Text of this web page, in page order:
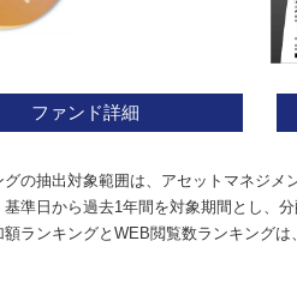
ファンド詳細
の抽出対象範囲は、アセットマネジメ
準日から過去1年間を対象期間とし、
ランキングとWEB閲覧数ランキングは